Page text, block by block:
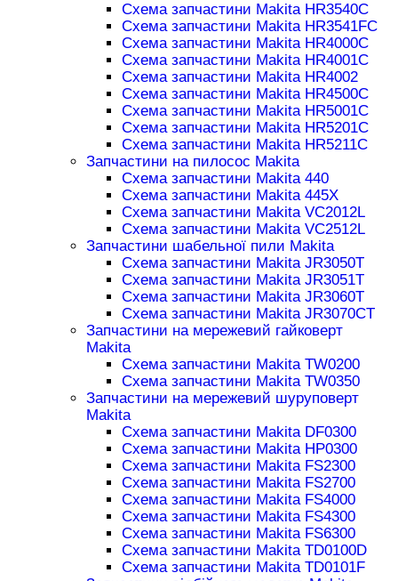
Схема запчастини Makita HR3540C
Схема запчастини Makita HR3541FC
Схема запчастини Makita HR4000C
Схема запчастини Makita HR4001C
Схема запчастини Makita HR4002
Схема запчастини Makita HR4500C
Схема запчастини Makita HR5001C
Схема запчастини Makita HR5201C
Схема запчастини Makita HR5211C
Запчастини на пилосос Makita
Схема запчастини Makita 440
Схема запчастини Makita 445X
Схема запчастини Makita VC2012L
Схема запчастини Makita VC2512L
Запчастини шабельної пили Makita
Схема запчастини Makita JR3050T
Схема запчастини Makita JR3051T
Схема запчастини Makita JR3060T
Схема запчастини Makita JR3070CT
Запчастини на мережевий гайковерт
Makita
Схема запчастини Makita TW0200
Схема запчастини Makita TW0350
Запчастини на мережевий шуруповерт
Makita
Схема запчастини Makita DF0300
Схема запчастини Makita HP0300
Схема запчастини Makita FS2300
Схема запчастини Makita FS2700
Схема запчастини Makita FS4000
Схема запчастини Makita FS4300
Схема запчастини Makita FS6300
Схема запчастини Makita TD0100D
Схема запчастини Makita TD0101F